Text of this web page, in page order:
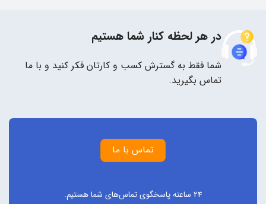
در هر لحظه کنار شما هستیم
شما فقط به گسترش کسب و کارتان فکر کنید و با ما
تماس بگیرید.
تماس با ما
24 ساعته پاسخگوی تماس‌های شما هستیم.